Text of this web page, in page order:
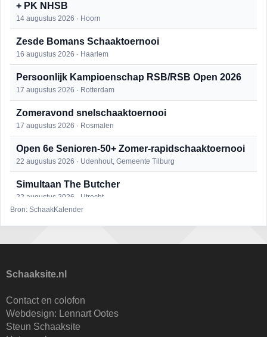
+ PK NHSB
14 augustus 2026 · Hoorn
Zesde Bomans Schaaktoernooi
16 augustus 2026 · Haarlem
Persoonlijk Kampioenschap RSB/RSB Open 2026
17 augustus 2026 · Rotterdam
Zomeravond snelschaaktoernooi
17 augustus 2026 · Rosmalen
Open 6e Senioren-50+ Zomer-rapidschaaktoernooi
22 augustus 2026 · Udenhout, Gemeente Tilburg
Simultaan The Butcher
22 augustus 2026 · Utrecht
23 augustus 2026 · Utrecht
25 augustus 2026 · Bunschoten-Spakenburg
Nazomervierkampentoernooi 2026
Bron: SchaakKalender
Schaaksite.nl
Contact en colofon
Webdesign: Lennart Ootes
Steun Schaaksite